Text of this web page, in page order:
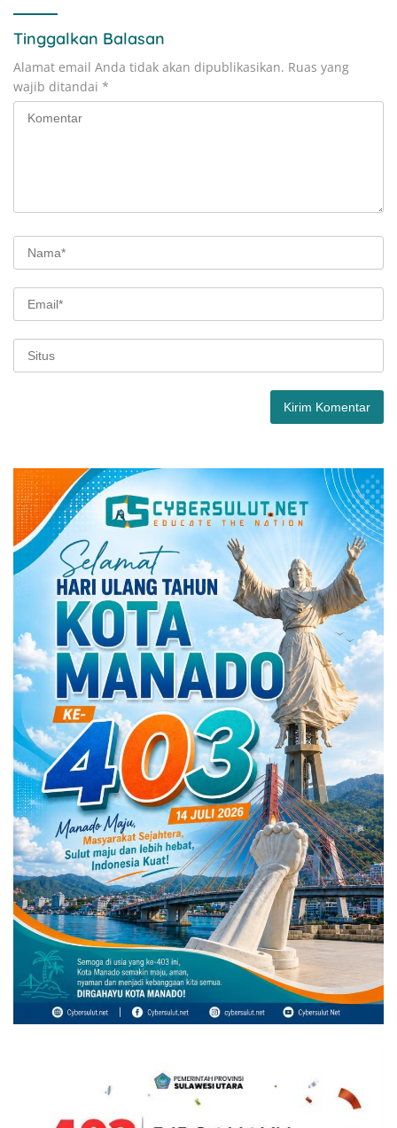
Tinggalkan Balasan
Alamat email Anda tidak akan dipublikasikan. Ruas yang
wajib ditandai *